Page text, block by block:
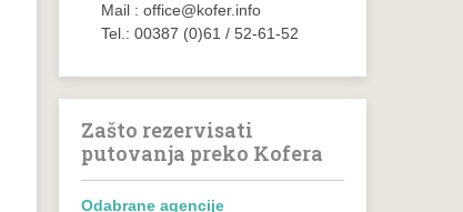
Mail : office@kofer.info
Tel.: 00387 (0)61 / 52-61-52
Zašto rezervisati
putovanja preko Kofera
Odabrane agencije